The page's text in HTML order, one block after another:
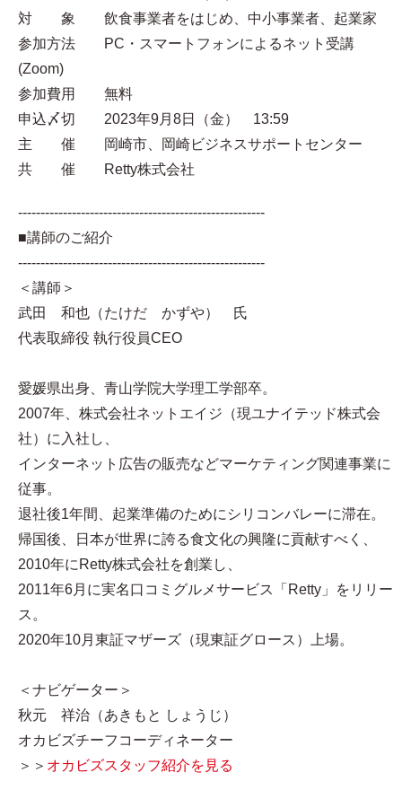
対 象 飲食事業者をはじめ、中小事業者、起業家
参加方法 PC・スマートフォンによるネット受講
(Zoom)
参加費用 無料
申込〆切 2023年9月8日（金） 13:59
主 催 岡崎市、岡崎ビジネスサポートセンター
共 催 Retty株式会社
-------------------------------------------------------
■講師のご紹介
-------------------------------------------------------
＜講師＞
武田 和也（たけだ かずや） 氏
代表取締役 執行役員CEO
愛媛県出身、⻘山学院大学理工学部卒。
2007年、株式会社ネットエイジ（現ユナイテッド株式会
社）に入社し、
インターネット広告の販売などマーケティング関連事業に
従事。
退社後1年間、起業準備のためにシリコンバレーに滞在。
帰国後、日本が世界に誇る食文化の興隆に貢献すべく、
2010年にRetty株式会社を創業し、
2011年6月に実名口コミグルメサービス「Retty」をリリー
ス。
2020年10月東証マザーズ（現東証グロース）上場。
＜ナビゲーター＞
秋元 祥治（あきもと しょうじ）
オカビズチーフコーディネーター
＞＞ オカビズスタッフ紹介を見る